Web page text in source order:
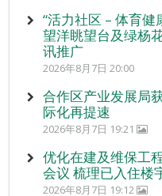
“活力社区 – 体育
望洋眺望台及绿杨
讯推广
2026年8月7日 20:00
合作区产业发展局
际化再提速
2026年8月7日 19:21
优化在建及维保工
会议 梳理已入住楼
2026年8月7日 19:12